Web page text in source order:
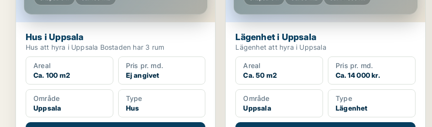
Hus i Uppsala
Hus att hyra i Uppsala Bostaden har 3 rum
Areal
Ca. 100 m2
Pris pr. md.
Ej angivet
Område
Uppsala
Type
Hus
Lägenhet i Uppsala
Lägenhet att hyra i Uppsala
Areal
Ca. 50 m2
Pris pr. md.
Ca. 14 000 kr.
Område
Uppsala
Type
Lägenhet